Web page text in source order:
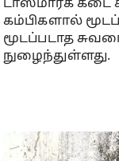
டாஸ்மார்க் கடை
கம்பிகளால்
மூடப்படாத
நுழைந்துள்ளது.